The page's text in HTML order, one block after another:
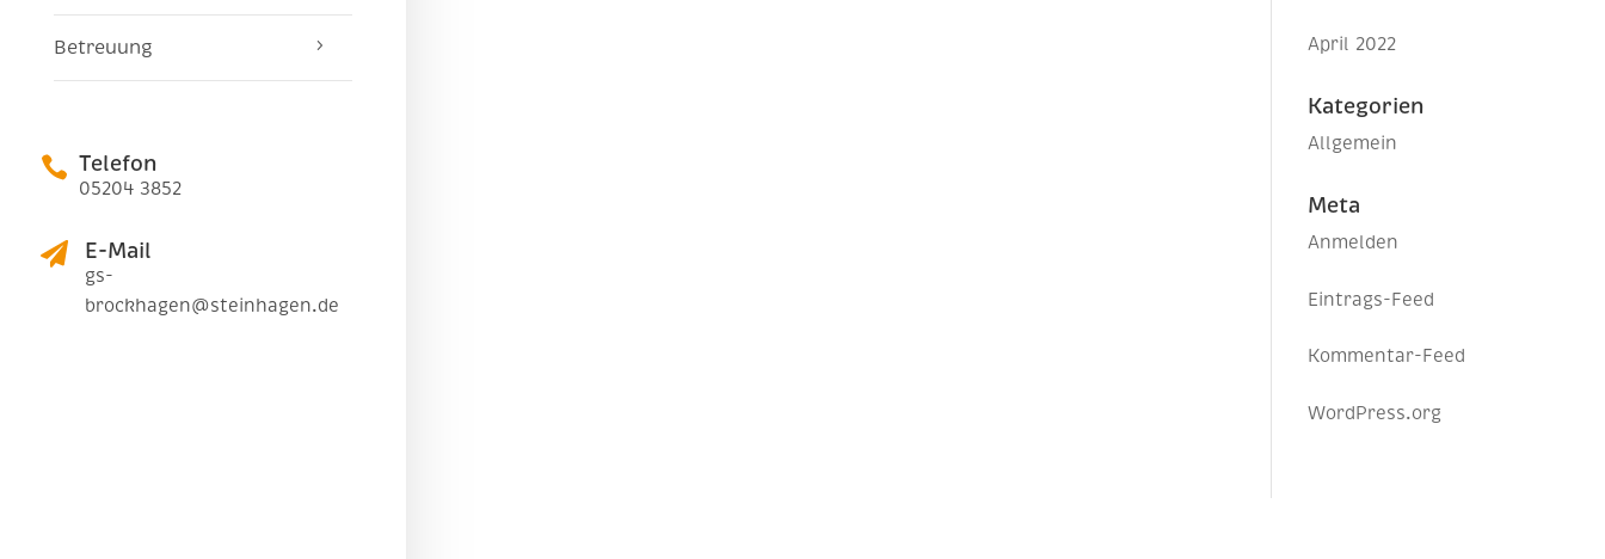
Betreuung
 Telefon
05204 3852
 E-Mail
gs-
brockhagen@steinhagen.de
April 2022
Kategorien
Allgemein
Meta
Anmelden
Eintrags-Feed
Kommentar-Feed
WordPress.org